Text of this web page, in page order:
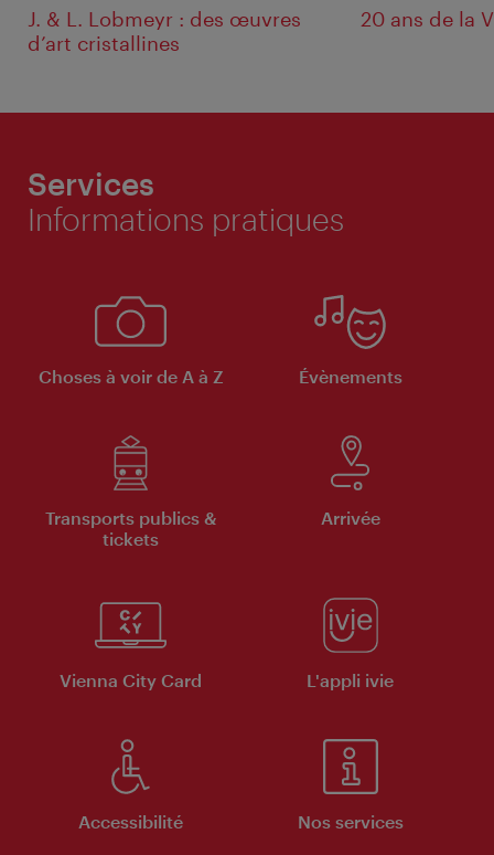
J. & L. Lobmeyr : des œuvres
d’art cristallines
20 ans de la
Services
Informations pratiques
Choses à voir de A à Z Évènements
Transports publics &
tickets
Arrivée
Vienna City Card L'appli ivie
Accessibilité Nos services